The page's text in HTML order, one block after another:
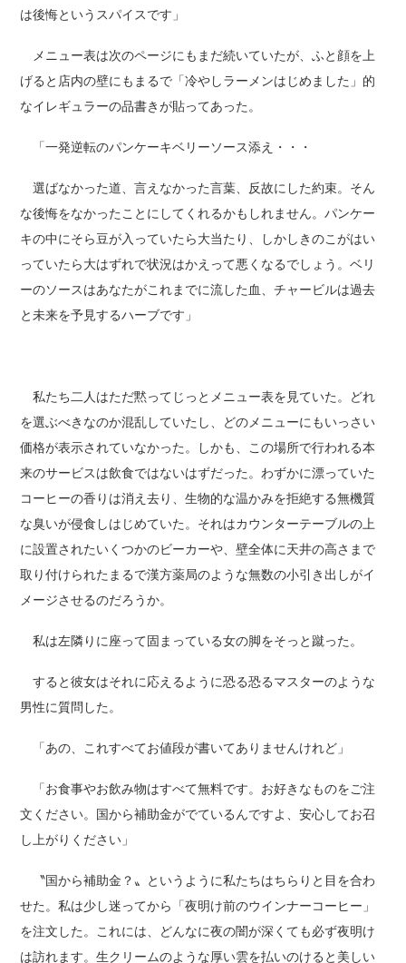
は後悔というスパイスです」
メニュー表は次のページにもまだ続いていたが、ふと顔を上
げると店内の壁にもまるで「冷やしラーメンはじめました」的
なイレギュラーの品書きが貼ってあった。
「一発逆転のパンケーキベリーソース添え・・・
選ばなかった道、言えなかった言葉、反故にした約束。そん
な後悔をなかったことにしてくれるかもしれません。パンケー
キの中にそら豆が入っていたら大当たり、しかしきのこがはい
っていたら大はずれで状況はかえって悪くなるでしょう。ベリ
ーのソースはあなたがこれまでに流した血、チャービルは過去
と未来を予見するハーブです」
私たち二人はただ黙ってじっとメニュー表を見ていた。どれ
を選ぶべきなのか混乱していたし、どのメニューにもいっさい
価格が表示されていなかった。しかも、この場所で行われる本
来のサービスは飲食ではないはずだった。わずかに漂っていた
コーヒーの香りは消え去り、生物的な温かみを拒絶する無機質
な臭いが侵食しはじめていた。それはカウンターテーブルの上
に設置されたいくつかのビーカーや、壁全体に天井の高さまで
取り付けられたまるで漢方薬局のような無数の小引き出しがイ
メージさせるのだろうか。
私は左隣りに座って固まっている女の脚をそっと蹴った。
すると彼女はそれに応えるように恐る恐るマスターのような
男性に質問した。
「あの、これすべてお値段が書いてありませんけれど」
「お食事やお飲み物はすべて無料です。お好きなものをご注
文ください。国から補助金がでているんですよ、安心してお召
し上がりください」
〝国から補助金？〟というように私たちはちらりと目を合わ
せた。私は少し迷ってから「夜明け前のウインナーコーヒー」
を注文した。これには、どんなに夜の闇が深くても必ず夜明け
は訪れます。生クリームのような厚い雲を払いのけると美しい